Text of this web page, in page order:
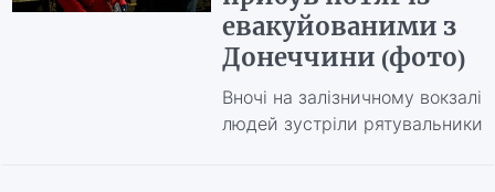
евакуйованими з
Донеччини (фото)
Вночі на залізничному вокзалі
людей зустріли рятувальники